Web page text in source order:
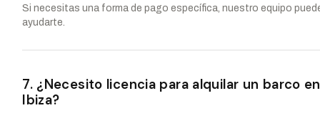
Si necesitas una forma de pago específica, nuestro equipo
ayudarte.
7. ¿Necesito licencia para alquilar un barco en
Ibiza?